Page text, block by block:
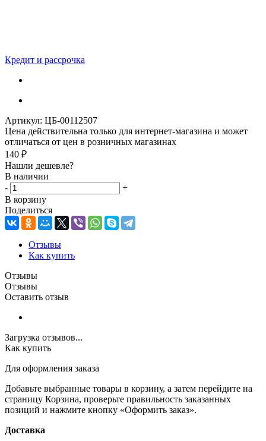
Кредит и рассрочка
Артикул: ЦБ-00112507
Цена действительна только для интернет-магазина и может
отличаться от цен в розничных магазинах
140 ₽
Нашли дешевле?
В наличии
-
+
В корзину
Поделиться
Отзывы
Как купить
Отзывы
Отзывы
Оставить отзыв
Загрузка отзывов...
Как купить
Для оформления заказа
Добавьте выбранные товары в корзину, а затем перейдите на
страницу Корзина, проверьте правильность заказанных
позиций и нажмите кнопку «Оформить заказ».
Доставка